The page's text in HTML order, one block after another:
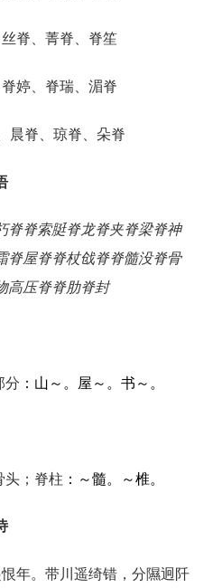
脊、菁脊、脊笙
婷、脊瑞、湄脊
晨脊、琼脊、朵脊
脊脊索脡脊龙脊夹脊梁脊神
脊屋脊脊杖戗脊脊髓没脊骨
高压脊脊肋脊封
分 ：山～。屋～。书～。
头；脊柱 ：～髓。～椎。
年。带川遥绮错，分隰迥阡